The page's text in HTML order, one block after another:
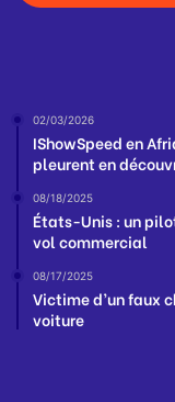
02/03/2026
IShowSpeed en
pleurent en
08/18/2025
États-Unis : un
vol commercial
08/17/2025
Victime d’un faux
voiture